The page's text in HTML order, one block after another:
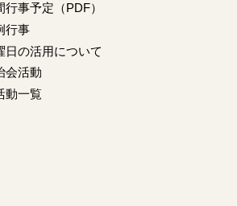
行事予定（PDF）
行事
日の活用について
会活動
動一覧